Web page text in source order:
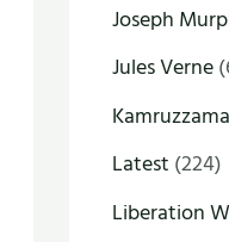
Joseph
Jules Verne
Latest (224)
Liberation